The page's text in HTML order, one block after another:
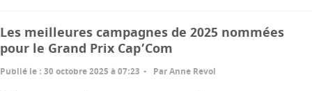
Les meilleures campagnes de 2025 nommées
pour le Grand Prix Cap’Com
Publié le : 30 octobre 2025 à 07:23 ParAnne Revol